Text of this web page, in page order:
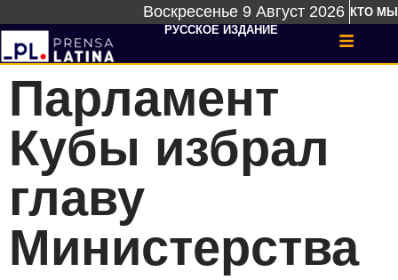
Воскресенье 9 Август 2026 КТО МЫ
РУССКОЕ ИЗДАНИЕ
Парламент
Кубы избрал
главу
Министерства